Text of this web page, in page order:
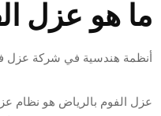
ما هو عزل
أنظمة هندسية في شركة عزل
عزل الفوم بالرياض هو نظام